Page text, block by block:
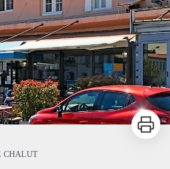
Imprimer
CHALUT